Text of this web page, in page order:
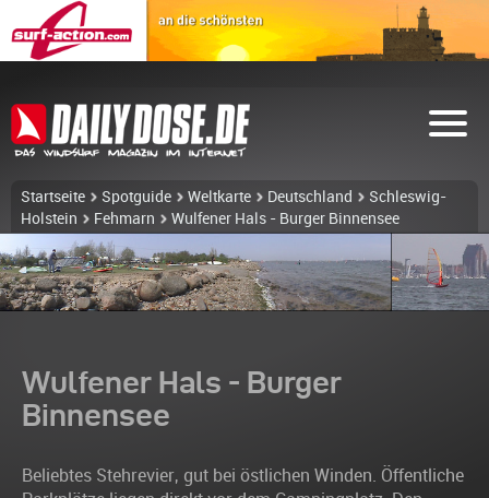
Startseite Spotguide Weltkarte Deutschland
Schleswig-
Holstein
Fehmarn Wulfener Hals - Burger Binnensee
Wulfener Hals - Burger
Binnensee
Beliebtes Stehrevier, gut bei östlichen Winden. Öffentliche